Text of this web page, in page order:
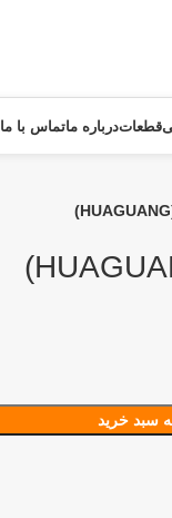
قطعاتدرباره ماتماس با ما
سبد خرید